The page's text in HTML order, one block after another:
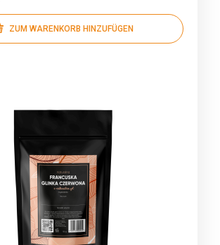
ZUM WARENKORB HINZUFÜGEN